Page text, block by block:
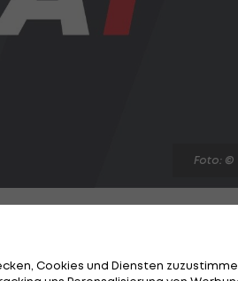
Foto: ©
Cookies und Diensten